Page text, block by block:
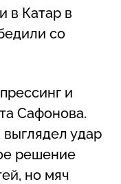
в Катар в
со
и
Сафонова.
удар
решение
но мяч